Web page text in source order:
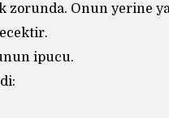
zorunda. Onun yerine
ipucu.